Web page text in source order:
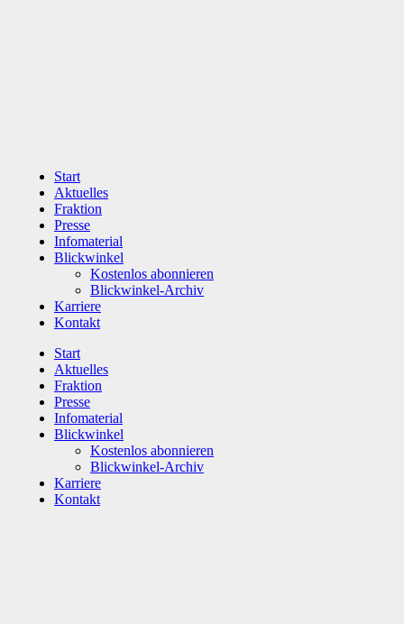
Start
Aktuelles
Fraktion
Presse
Infomaterial
Blickwinkel
Kostenlos abonnieren
Blickwinkel-Archiv
Karriere
Kontakt
Start
Aktuelles
Fraktion
Presse
Infomaterial
Blickwinkel
Kostenlos abonnieren
Blickwinkel-Archiv
Karriere
Kontakt